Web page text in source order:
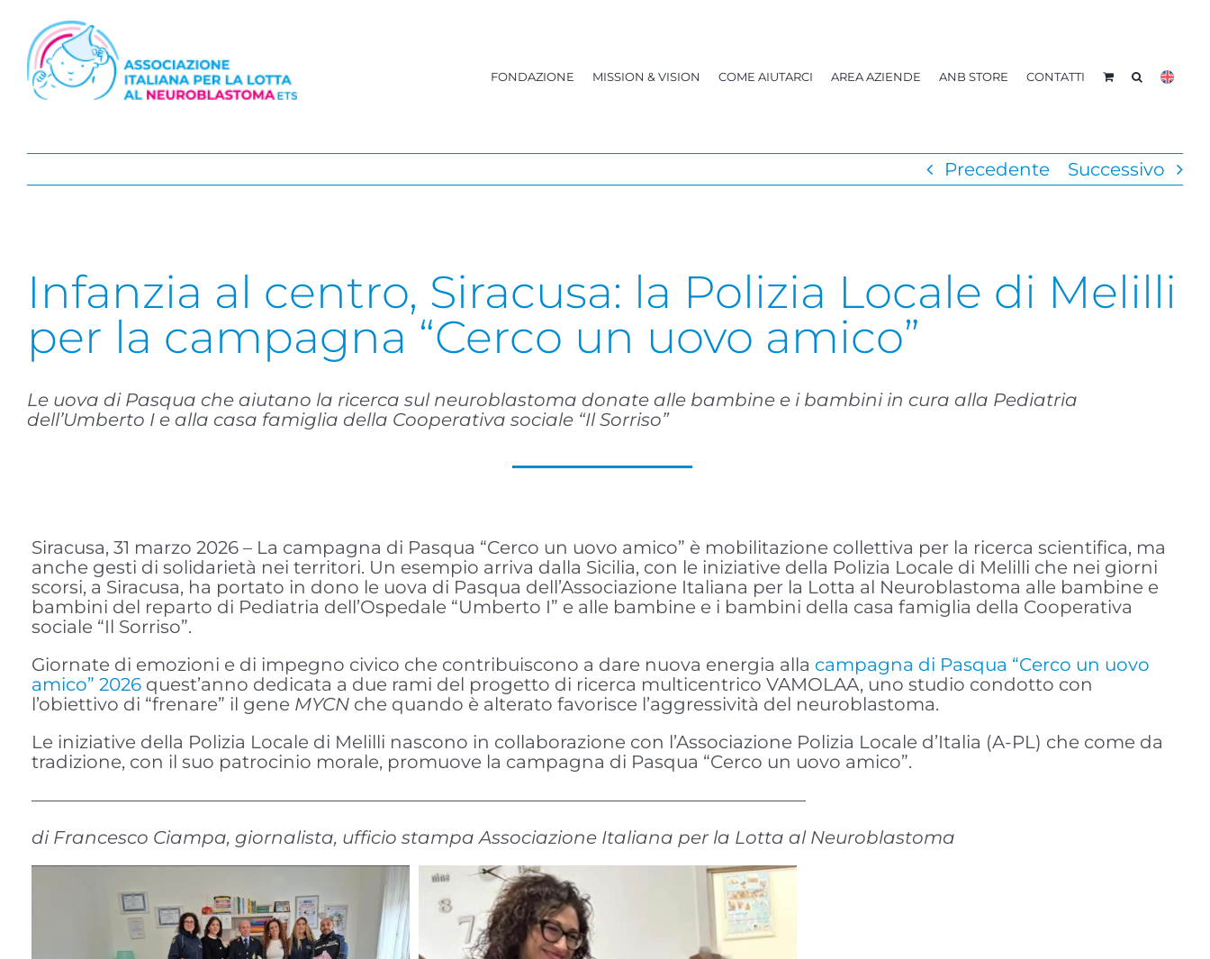
contenuto
FONDAZIONE MISSION & VISION COME AIUTARCI AREA AZIENDE ANB STORE CONTATTI
Precedente Successivo
Infanzia al centro, Siracusa: la Polizia Locale di Melilli
per la campagna “Cerco un uovo amico”
Le uova di Pasqua che aiutano la ricerca sul neuroblastoma donate alle bambine e i bambini in cura alla Pediatria
dell’Umberto I e alla casa famiglia della Cooperativa sociale “Il Sorriso”
Siracusa, 31 marzo 2026 – La campagna di Pasqua “Cerco un uovo amico” è mobilitazione collettiva per la ricerca scientifica, ma
anche gesti di solidarietà nei territori. Un esempio arriva dalla Sicilia, con le iniziative della Polizia Locale di Melilli che nei giorni
scorsi, a Siracusa, ha portato in dono le uova di Pasqua dell’Associazione Italiana per la Lotta al Neuroblastoma alle bambine e
bambini del reparto di Pediatria dell’Ospedale “Umberto I” e alle bambine e i bambini della casa famiglia della Cooperativa
sociale “Il Sorriso”.
Giornate di emozioni e di impegno civico che contribuiscono a dare nuova energia alla campagna di Pasqua “Cerco un uovo
amico” 2026 quest’anno dedicata a due rami del progetto di ricerca multicentrico VAMOLAA, uno studio condotto con
l’obiettivo di “frenare” il gene MYCN che quando è alterato favorisce l’aggressività del neuroblastoma.
Le iniziative della Polizia Locale di Melilli nascono in collaborazione con l’Associazione Polizia Locale d’Italia (A-PL) che come da
tradizione, con il suo patrocinio morale, promuove la campagna di Pasqua “Cerco un uovo amico”.
———————————————————————————————————————————
di Francesco Ciampa, giornalista, ufficio stampa Associazione Italiana per la Lotta al Neuroblastoma